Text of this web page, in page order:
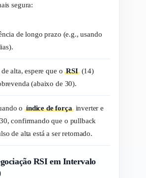
segura:
de longo prazo (e.g., usando
alta, espere que oRSI(14)
(abaixo de 30).
oíndice de forçainverter e
confirmando que o pullback
de alta está a ser retomado.
RSI em Intervalo